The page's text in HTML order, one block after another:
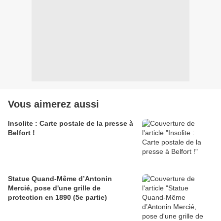
Vous aimerez aussi
Insolite : Carte postale de la presse à
Belfort !
Statue Quand-Même d’Antonin
Mercié, pose d'une grille de
protection en 1890 (5e partie)